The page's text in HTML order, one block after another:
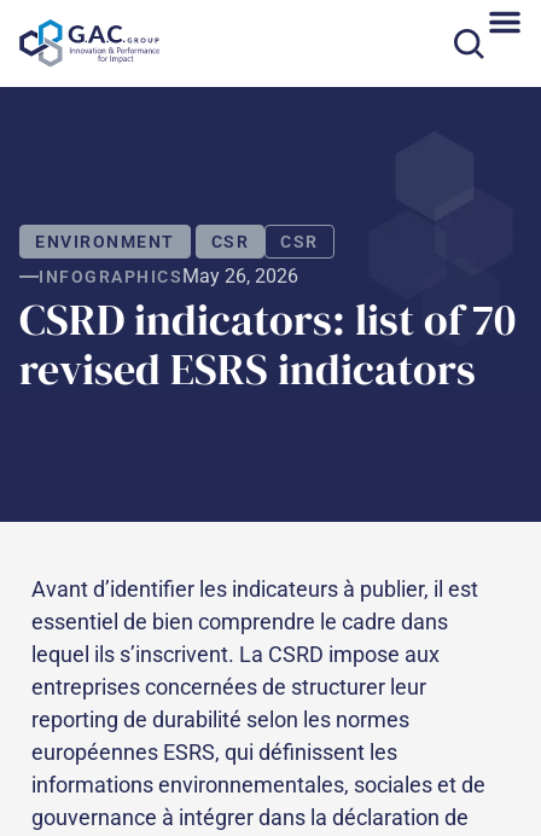
ENVIRONMENT CSR
CSR
INFOGRAPHICSMay 26, 2026
CSRD indicators: list of 70
revised ESRS indicators
Avant d’identifier les indicateurs à publier, il est
essentiel de bien comprendre le cadre dans
lequel ils s’inscrivent. La CSRD impose aux
entreprises concernées de structurer leur
reporting de durabilité selon les normes
européennes ESRS, qui définissent les
informations environnementales, sociales et de
gouvernance à intégrer dans la déclaration de